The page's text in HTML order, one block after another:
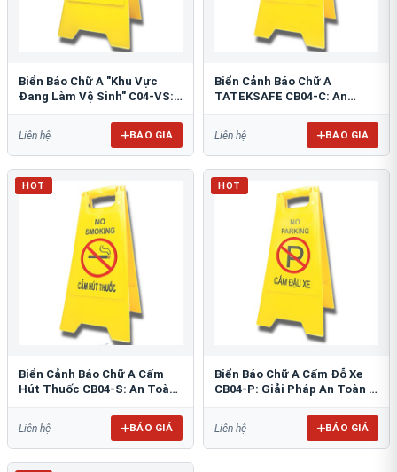
Biển Báo Chữ A "Khu Vực
Đang Làm Vệ Sinh" C04-VS:
Liên hệ BÁO GIÁ
Biển Cảnh Báo Chữ A
TATEKSAFE CB04-C: An
Liên hệ BÁO GIÁ
HOT
Biển Cảnh Báo Chữ A Cấm
Hút Thuốc CB04-S: An Toàn
Liên hệ BÁO GIÁ
HOT
Biển Báo Chữ A Cấm Đỗ Xe
CB04-P: Giải Pháp An Toàn &
Liên hệ BÁO GIÁ